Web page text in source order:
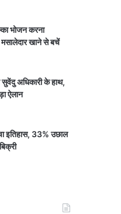
भोजन करना
खाने से बचें
अधिकारी के हाथ,
ऐलान
इतिहास, 33% उछाल